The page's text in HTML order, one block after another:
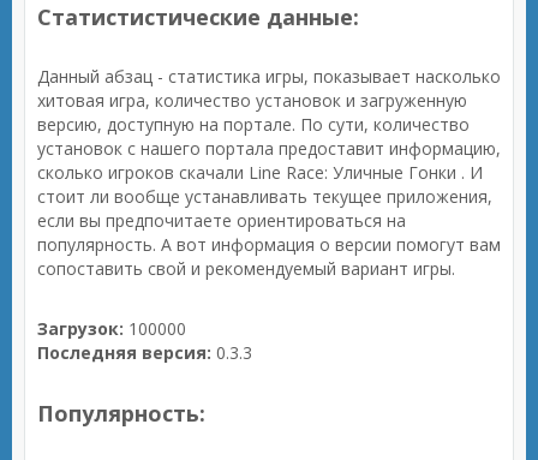
Статистистические данные:
Данный абзац - статистика игры, показывает насколько
хитовая игра, количество установок и загруженную
версию, доступную на портале. По сути, количество
установок с нашего портала предоставит информацию,
сколько игроков скачали Line Race: Уличные Гонки . И
стоит ли вообще устанавливать текущее приложения,
если вы предпочитаете ориентироваться на
популярность. А вот информация о версии помогут вам
сопоставить свой и рекомендуемый вариант игры.
Загрузок: 100000
Последняя версия: 0.3.3
Популярность: